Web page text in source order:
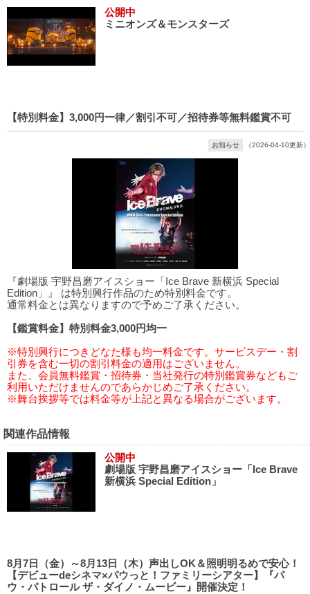
公開中
ミニオンズ＆モンスターズ
【特別料金】3,000円一律／割引不可／招待券等無料鑑賞不可
お知らせ （2026-04-10更新）
『劇場版 宇野昌磨アイスショー「Ice Brave 新横浜 Special
Edition」』 は特別興行作品のため特別料金です。
通常料金とは異なりますので予めご了承ください。
【鑑賞料金】特別料金3,000円均一
※特別興行につきどなた様も均一料金です。サービスデー・割
引券を含む一切の割引料金の適用はございません。
また、会員無料鑑賞・招待券・当社発行の特別鑑賞券などもご
利用いただけませんのであらかじめご了承ください。
※舞台挨拶等では料金等が上記と異なる場合がございます。
関連作品情報
公開中
劇場版 宇野昌磨アイスショー「Ice Brave
新横浜 Special Edition」
8月7日（金）～8月13日（木）声出しOK＆照明明るめで安心！
【デビューdeシネマ×パウっと！ファミリーシアター】『パ
ウ・パトロール ザ・ダイノ・ムービー』開催決定！